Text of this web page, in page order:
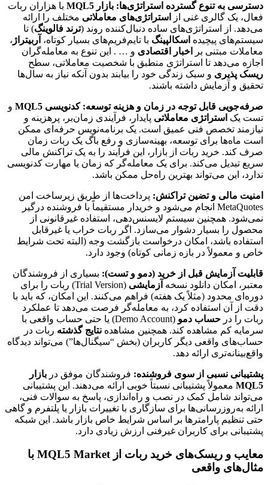
دسترسی به تنوع گسترده استراتژی‌ها: بازار MQL5
با هزاران ربات
فعال، یک گالری غنی از
استراتژی‌های معاملاتی مختلف را ارائه
می‌دهد. از استراتژی‌های ساده دنبال‌کننده روند (ترند فالوینگ) تا
سیستم‌های پیچیده اسکالپینگ با تایم‌فریم‌های بسیار کوتاه، آربیتراژ ،
معاملات مبتنی بر
اخبار اقتصادی و … . این تنوع به معامله‌گران
اجازه می‌دهد تا استراتژی منطبق با شخصیت معاملاتی، سطح
ریسک پذیری و سبک زندگی خود را بیابند بدون آنکه نیاز به سال‌ها
تحقیق و آزمایش داشته باشند.
صرفه‌جویی قابل توجه در زمان و هزینه توسعه: کدنویسی MQL5
و
تست یک استراتژی معاملاتی پایدار، فرآیندی زمان‌بر، پرهزینه و
نیازمند تخصص فنی عمیق است. یک برنامه‌نویس حرفه‌ای ممکن
است ماه‌ها برای توسعه، بهینه‌سازی و رفع باگ یک ربات زمان
صرف کند. خرید ربات از بازار، این فرآیند را به یک تراکنش مالی
سریع تبدیل می‌کند. برای یک معامله‌گر که زمان یا مهارت کدنویسی
ندارد، این می‌تواند بهترین راه‌حل ممکن باشد.
امنیت مالی و تضین تراکنش: پرداخت‌ها از طریق زیرساخت امن
MetaQuotes انجام می‌شود و خریدار مستقیماً با فروشنده درگیر
نمی‌شود. همچنین سیستم لایسنس‌دهی، استفاده غیرقانونی از
محصول را بسیار دشوار می‌سازد. اگر ربات خراب یا غیرقابل
استفاده باشد، امکان درخواست بازگشت وجه (البته تحت شرایط
خاص و معمولاً در بازه زمانی کوتاه) وجود دارد.
قابلیت آزمایش قبل از خرید (دمو و تست): بسیاری از فروشندگان
معتبر، امکان دانلود نسخه آزمایشی
(Trial Version) ربات را برای
دوره‌ای محدود (مثلاً یک هفته) فراهم می‌کنند. این امکان، که باید با
دقت از آن استفاده کرد، به معامله‌گر فرصت می‌دهد تا عملکرد
ربات را در حساب دمو
(Demo Account) یا حتی حساب واقعی با
سرمایه کم مشاهده کند. همچنین مشاهده نتایج گذشته ربات در
حساب‌های واقعی دیگر کاربران (بخش “سیگنال‌ها”) می‌تواند دیدگاه
واقع‌بینانه‌تری ارائه دهد.
پشتیبانی نسبی از سوی فروشنده: فروشندگان موفق در بازار
MQL5 معمولاً پشتیبانی نسبتاً خوبی ارائه می‌دهند. این پشتیبانی
می‌تواند شامل کمک در نصب و راه‌اندازی، پاسخ به سوالات فنی،
ارائه به‌روزرسانی‌ها برای سازگاری با تغییرات بازار یا پلتفرم و گاهی
حتی تنظیم پارامترها بر اساس شرایط خاص بازار باشد. این شبکه
پشتیبانی برای کاربران غیرفنی ارزش زیادی دارد.
معایب و ریسک‌های خرید ربات از MQL5 Market با
مثال‌های واقعی